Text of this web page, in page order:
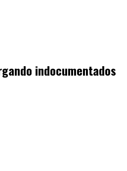
indocumentados